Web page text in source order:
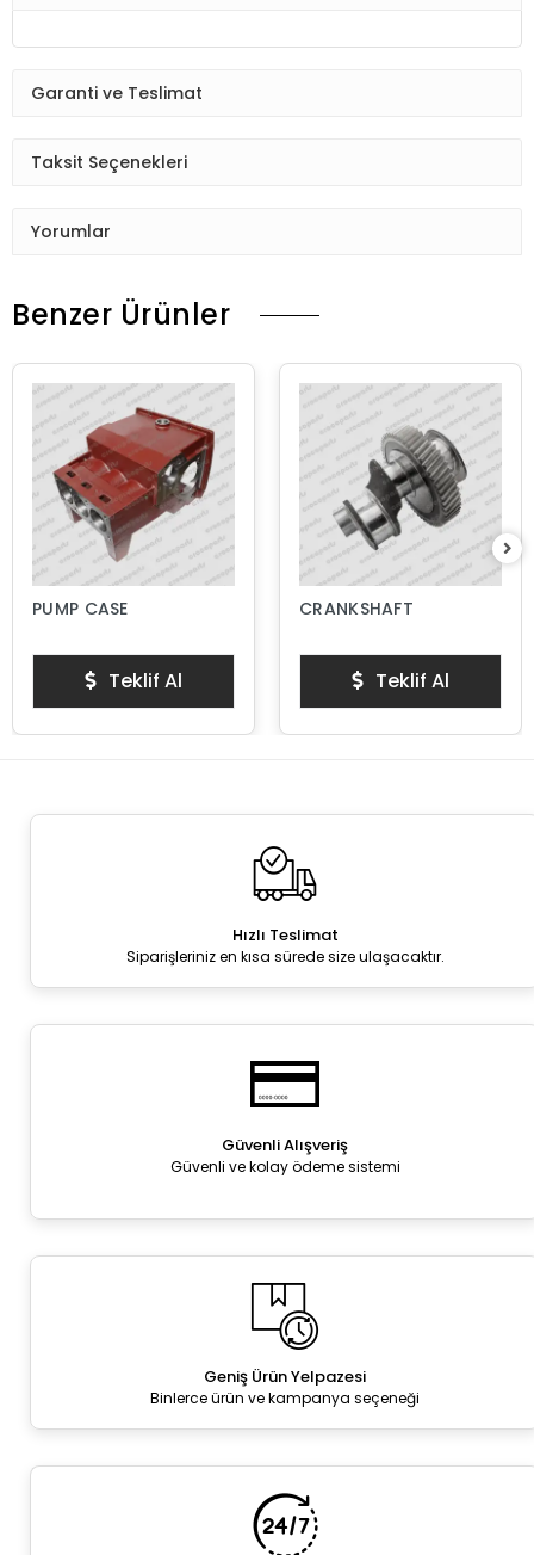
Garanti ve Teslimat
Taksit Seçenekleri
Yorumlar
Benzer Ürünler
PUMP CASE
Teklif Al
CRANKSHAFT
Teklif Al
Hızlı Teslimat
Siparişleriniz en kısa sürede size ulaşacaktır.
Güvenli Alışveriş
Güvenli ve kolay ödeme sistemi
Geniş Ürün Yelpazesi
Binlerce ürün ve kampanya seçeneği